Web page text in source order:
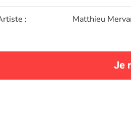
: Matthieu
Je